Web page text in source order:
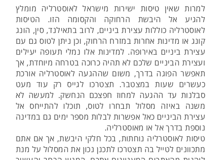
למרות שאין טיסות ישירות מישראל לאוסטרליה מומלץ
להגיע אל היבשת הרחוקה והקסומה הזו. הטיסות
לאוסטרליה כוללות עצירת ביניים, לרוב בתאילנד, סין, הונג
קונג או מדינות אחרות במזרח הרחוק, וכן ניתן לטוס גם עם
עצירת ביניים באירופה. למדינות אלו נמלי תעופה יעילים
ועצירת הביניים שלכם לא תהיה כרוכה בטרחה מיוחדת, אך
תאפשר הפוגה בדרך, משום שההגעה לאוסטרליה אורכת
כעשרים שעות במצטבר. תצטרכו לגייס רק עוד מעט
סבלנות עד ההגעה למחוז חפצכם הנחשק. למעשה לא
משנה באיזה מסלול תבחרו לטוס, תוכלו להתייחס אל
עצירת הביניים כאל אפשרות לבלות מספר ימים גם במדינה
נוספת בדרך אל או מאוסטרליה.
טיסות לאוסטרליה נוחתות, בכל חלקי היבשת, אך אם אתם
מתכוונים לטייל בה תצטרכו לתכנן נכון את המסלול על מנת